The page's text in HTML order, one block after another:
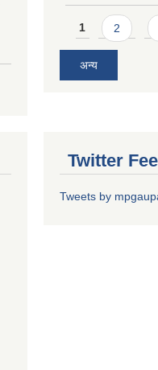
Pages
1 2
अन्य
Twitter
Tweets by